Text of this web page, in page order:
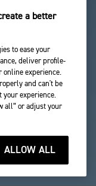
a better
to ease your
deliver profile-
online experience.
and can't be
your experience.
all” or adjust your
ALLOW ALL